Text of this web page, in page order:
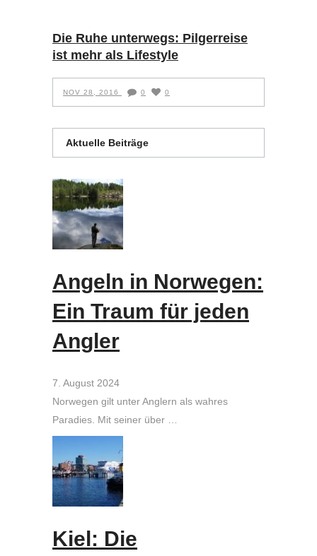
Die Ruhe unterwegs: Pilgerreise
ist mehr als Lifestyle
NOV 28, 2016 0 0
Aktuelle Beiträge
Angeln in Norwegen:
Ein Traum für jeden
Angler
7. August 2024
Norwegen gilt unter Anglern als wahres
Paradies. Mit seiner über …
Kiel: Die